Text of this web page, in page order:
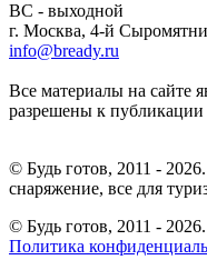
ВС - выходной
г. Москва, 4-й
info@bready.ru
Все материалы на сайте
разрешены к публикации
© Будь готов, 2011 -
снаряжение, все для
© Будь готов, 2011 - 2026.
Политика